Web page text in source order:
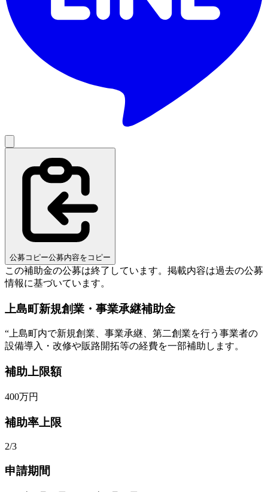
公募コピー公募内容をコピー
この補助金の公募は終了しています。 掲載内容は過去の公募
情報に基づいています。
上島町新規創業・事業承継補助金
“上島町内で新規創業、事業承継、第二創業を行う事業者の
設備導入・改修や販路開拓等の経費を一部補助します。
補助上限額
400万円
補助率上限
2/3
申請期間